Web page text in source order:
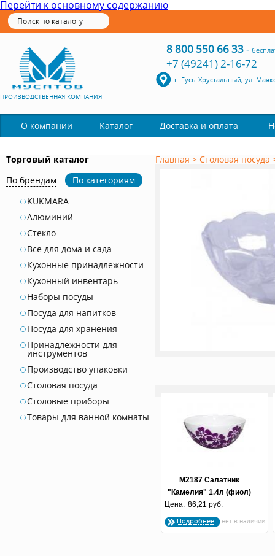
Перейти к основному содержанию
ПРОИЗВОДСТВЕННАЯ КОМПАНИЯ
8 800 550 66 33-
+7 (49241) 2-16-72
г. Гусь-Хрустальный, ул.
О компании Каталог Доставка и оплата
Торговый каталог
По брендам
По категориям
KUKMARA
Алюминий
Стекло
Все для дома и сада
Кухонные принадлежности
Кухонный инвентарь
Наборы посуды
Посуда для напитков
Посуда для хранения
Принадлежности для
инструментов
Производство упаковки
Столовая посуда
Столовые приборы
Товары для ванной комнаты
Главная > Столовая посуда
М2187 Салатник
"Камелия" 1.4л (фиол)
Цена: 86,21 руб.
Подробнее